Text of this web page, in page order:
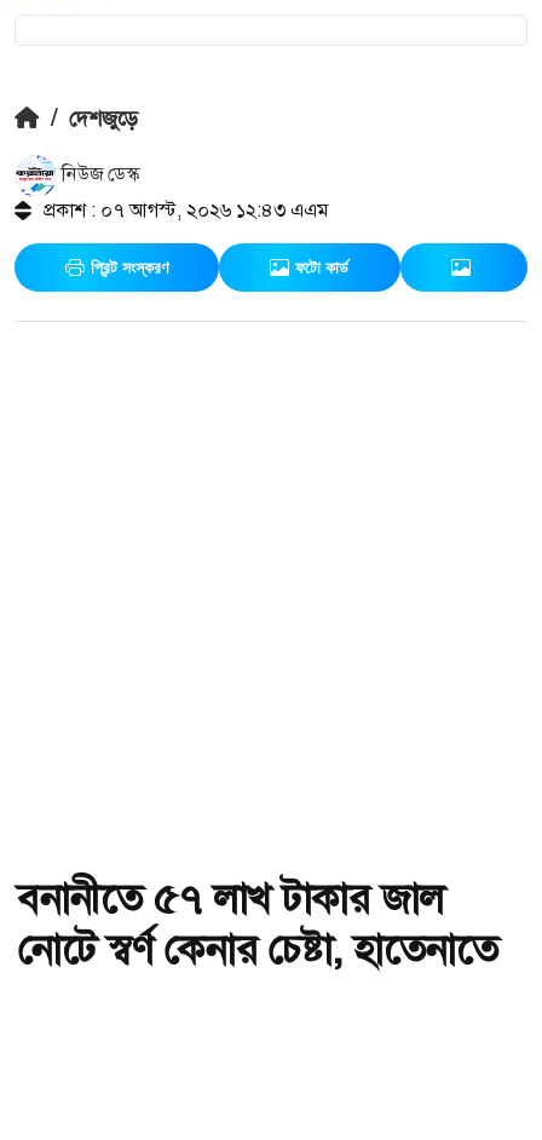
/ দেশজুড়ে
নিউজ ডেস্ক
প্রকাশ : ০৭ আগস্ট, ২০২৬ ১২:৪৩ এএম
প্রিন্ট সংস্করণ ফটো কার্ড
বনানীতে ৫৭ লাখ টাকার জাল
নোটে স্বর্ণ কেনার চেষ্টা, হাতেনাতে